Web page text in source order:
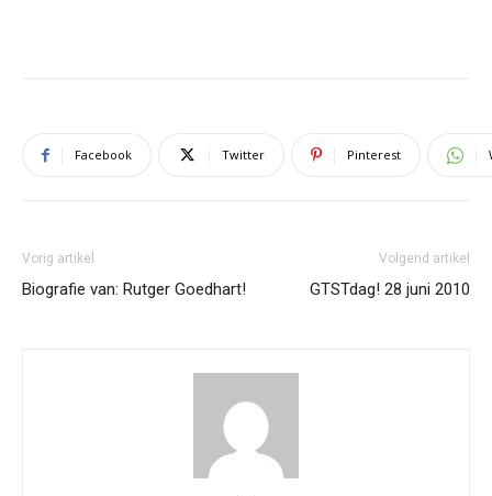
Facebook Twitter Pinterest
Vorig artikel
Biografie van: Rutger Goedhart!
Volgend artikel
GTSTdag! 28 juni 2010